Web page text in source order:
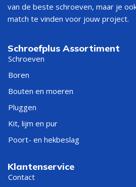
van de beste schroeven, maar je
match te vinden voor jouw project.
Schroefplus Assortiment
Schroeven
Boren
Bouten en moeren
Pluggen
Kit, lijm en pur
Poort- en hekbeslag
Klantenservice
Contact